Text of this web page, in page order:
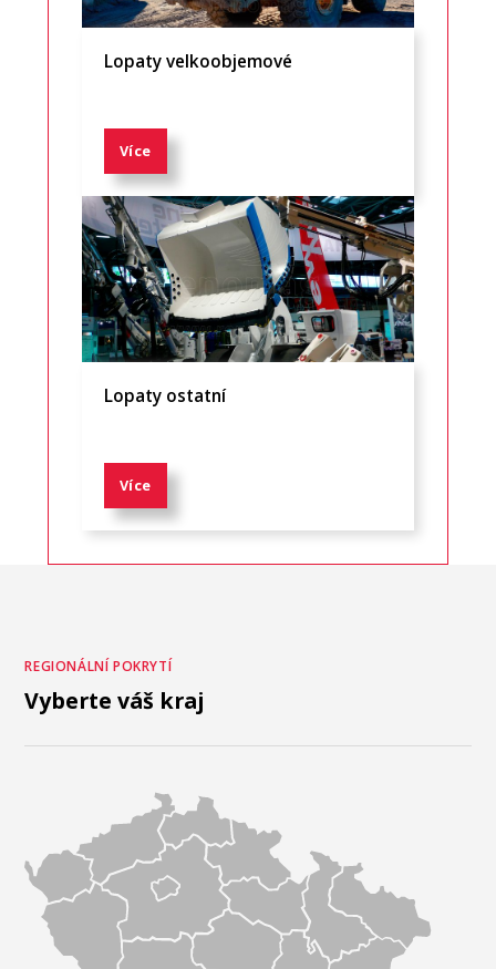
Lopaty velkoobjemové
Více
Lopaty ostatní
Více
REGIONÁLNÍ POKRYTÍ
Vyberte váš kraj